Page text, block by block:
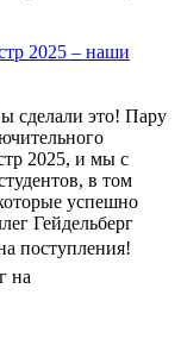
2025 – наши
сделали это! Пару
2025, и мы с
в том
успешно
Гейдельберг
поступления!
на